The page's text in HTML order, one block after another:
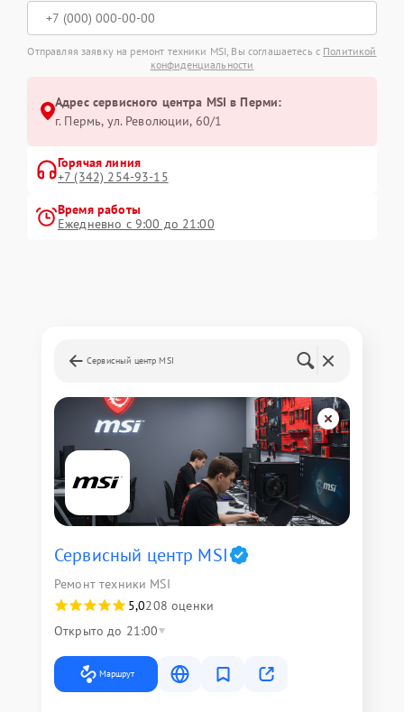
Отправляя заявку на ремонт техники MSI, Вы соглашаетесь с Политикой
конфиденциальности
Адрес сервисного центра MSI в Перми:
г. Пермь, ул. ​Революции, 60/1
Горячая линия
+7 (342) 254-93-15
Время работы
Ежедневно с 9:00 до 21:00
Сервисный центр MSI
Сервисный центр MSI
Ремонт техники MSI
5,0208 оценки
Открыто до 21:00
Маршрут